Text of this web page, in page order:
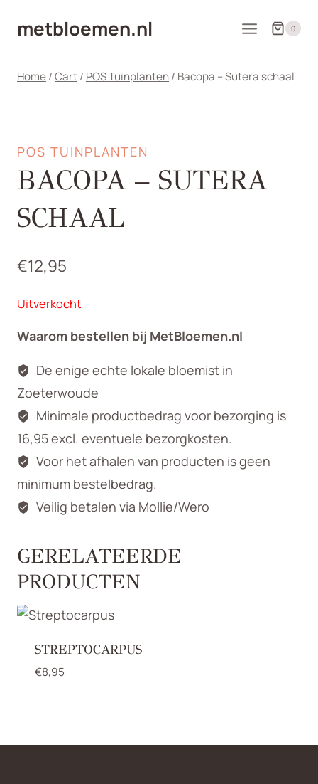
naarmetbloemen.nl 0
Home/Cart/ POS Tuinplanten/ Bacopa – Sutera schaal
POS TUINPLANTEN
BACOPA – SUTERA
SCHAAL
€12,95
Uitverkocht
Waarom bestellen bij MetBloemen.nl
De enige echte lokale bloemist in
Zoeterwoude
Minimale productbedrag voor bezorging is
16,95 excl. eventuele bezorgkosten.
Voor het afhalen van producten is geen
minimum bestelbedrag.
Veilig betalen via Mollie/Wero
GERELATEERDE
PRODUCTEN
STREPTOCARPUS
€8,95